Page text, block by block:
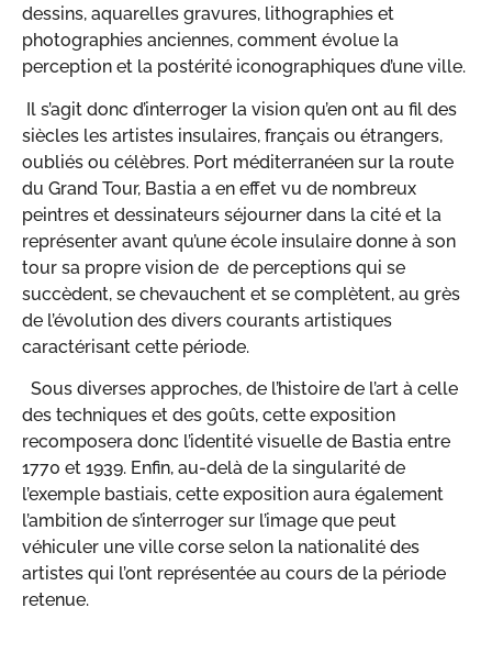
dessins, aquarelles gravures, lithographies et
photographies anciennes, comment évolue la
perception et la postérité iconographiques d’une ville.
Il s’agit donc d’interroger la vision qu’en ont au fil des
siècles les artistes insulaires, français ou étrangers,
oubliés ou célèbres. Port méditerranéen sur la route
du Grand Tour, Bastia a en effet vu de nombreux
peintres et dessinateurs séjourner dans la cité et la
représenter avant qu’une école insulaire donne à son
tour sa propre vision de de perceptions qui se
succèdent, se chevauchent et se complètent, au grès
de l’évolution des divers courants artistiques
caractérisant cette période.
Sous diverses approches, de l’histoire de l’art à celle
des techniques et des goûts, cette exposition
recomposera donc l’identité visuelle de Bastia entre
1770 et 1939. Enfin, au-delà de la singularité de
l’exemple bastiais, cette exposition aura également
l’ambition de s’interroger sur l’image que peut
véhiculer une ville corse selon la nationalité des
artistes qui l’ont représentée au cours de la période
retenue.